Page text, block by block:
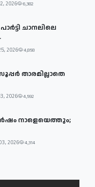
2026 6,382
ചാനലിലെ
2026 4,858
താരമില്ലാതെ
2026 4,592
നാളെയെത്തും;
2026 4,314